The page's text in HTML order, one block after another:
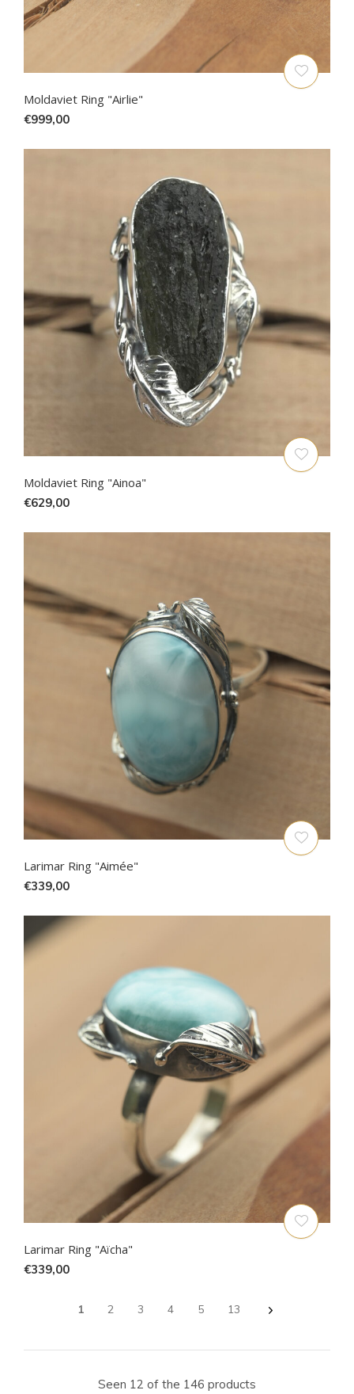
Moldaviet Ring "Airlie"
€999,00
Moldaviet Ring "Ainoa"
€629,00
Larimar Ring "Aimée"
€339,00
Larimar Ring "Aïcha"
€339,00
1 2 3 4 5 13
Seen 12 of the 146 products